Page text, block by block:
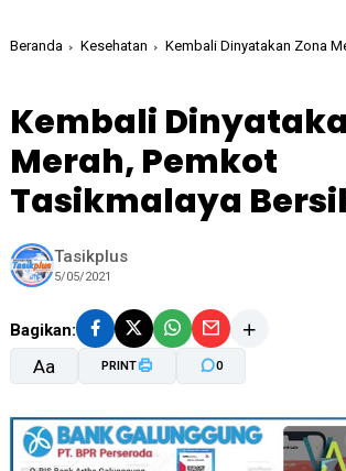
Beranda Kesehatan Kembali Dinyatakan Zona Merah,
Kembali
Merah, Pemkot
Tasikmalaya
Tasikplus
5/05/2021
Bagikan:
Aa
A-
PRINT 0